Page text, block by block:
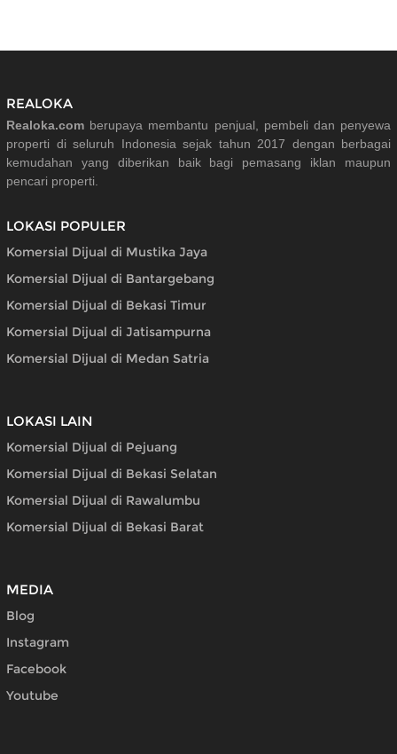
REALOKA
Realoka.com berupaya membantu penjual, pembeli dan penyewa
properti di seluruh Indonesia sejak tahun 2017 dengan berbagai
kemudahan yang diberikan baik bagi pemasang iklan maupun
pencari properti.
LOKASI POPULER
Komersial Dijual di Mustika Jaya
Komersial Dijual di Bantargebang
Komersial Dijual di Bekasi Timur
Komersial Dijual di Jatisampurna
Komersial Dijual di Medan Satria
LOKASI LAIN
Komersial Dijual di Pejuang
Komersial Dijual di Bekasi Selatan
Komersial Dijual di Rawalumbu
Komersial Dijual di Bekasi Barat
MEDIA
Blog
Instagram
Facebook
Youtube